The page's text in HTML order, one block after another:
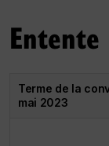
Terme de la
mai 2023